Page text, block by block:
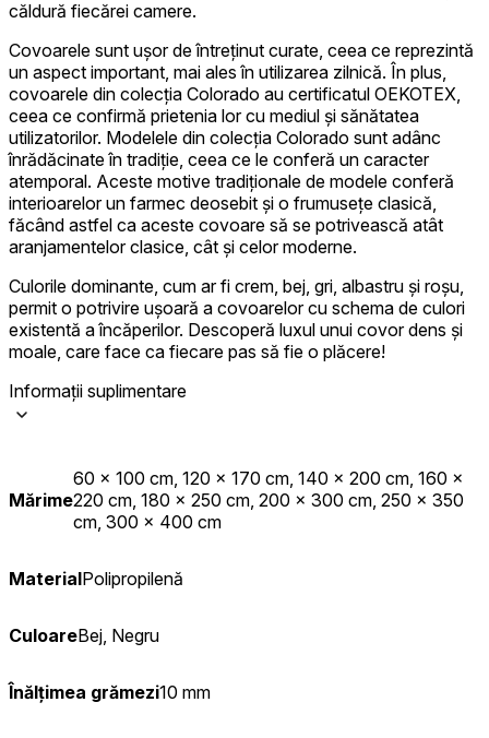
căldură fiecărei camere.
Covoarele sunt ușor de întreținut curate, ceea ce reprezintă
un aspect important, mai ales în utilizarea zilnică. În plus,
covoarele din colecția Colorado au certificatul OEKOTEX,
ceea ce confirmă prietenia lor cu mediul și sănătatea
utilizatorilor. Modelele din colecția Colorado sunt adânc
înrădăcinate în tradiție, ceea ce le conferă un caracter
atemporal. Aceste motive tradiționale de modele conferă
interioarelor un farmec deosebit și o frumusețe clasică,
făcând astfel ca aceste covoare să se potrivească atât
aranjamentelor clasice, cât și celor moderne.
Culorile dominante, cum ar fi crem, bej, gri, albastru și roșu,
permit o potrivire ușoară a covoarelor cu schema de culori
existentă a încăperilor. Descoperă luxul unui covor dens și
moale, care face ca fiecare pas să fie o plăcere!
Informații suplimentare
Mărime
60 x 100 cm, 120 x 170 cm, 140 x 200 cm, 160 x
220 cm, 180 x 250 cm, 200 x 300 cm, 250 x 350
cm, 300 x 400 cm
MaterialPolipropilenă
CuloareBej, Negru
Înălțimea grămezi10 mm